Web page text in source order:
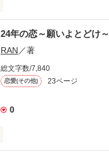
作品を読む
24年の恋～願いよとどけ～
RAN ／著
総文字数/7,840
恋愛(その他) 23ページ
0